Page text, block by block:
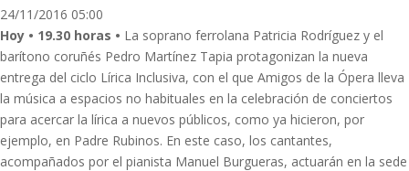
24/11/2016 05:00
Hoy • 19.30 horas • La soprano ferrolana Patricia Rodríguez y el
barítono coruñés Pedro Martínez Tapia protagonizan la nueva
entrega del ciclo Lírica Inclusiva, con el que Amigos de la Ópera lleva
la música a espacios no habituales en la celebración de conciertos
para acercar la lírica a nuevos públicos, como ya hicieron, por
ejemplo, en Padre Rubinos. En este caso, los cantantes,
acompañados por el pianista Manuel Burgueras, actuarán en la sede